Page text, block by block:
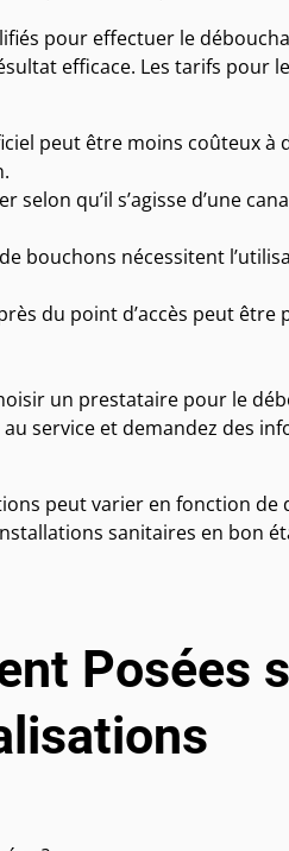
pour effectuer le
efficace. Les tarifs pour
peut être moins coûteux à
selon qu’il s’agisse d’une
bouchons nécessitent
du point d’accès peut être
un prestataire pour le
service et demandez des
peut varier en fonction de
sanitaires en bon
Posées